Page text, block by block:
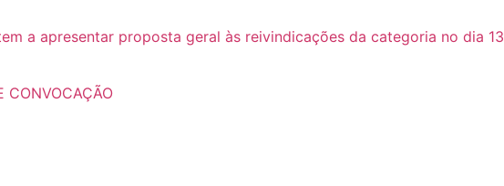
a apresentar proposta geral às reivindicações da categoria no dia 13
CONVOCAÇÃO